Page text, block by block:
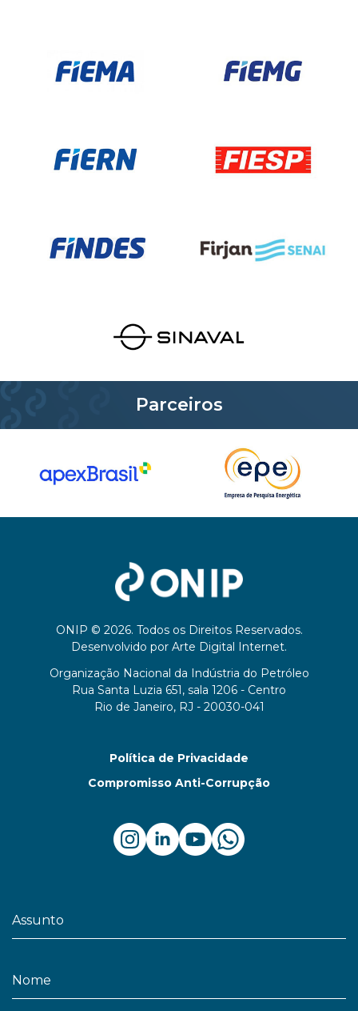
Parceiros
ONIP © 2026. Todos os Direitos Reservados.
Desenvolvido por Arte Digital Internet.
Organização Nacional da Indústria do Petróleo
Rua Santa Luzia 651, sala 1206 - Centro
Rio de Janeiro, RJ - 20030-041
Política de Privacidade
Compromisso Anti-Corrupção